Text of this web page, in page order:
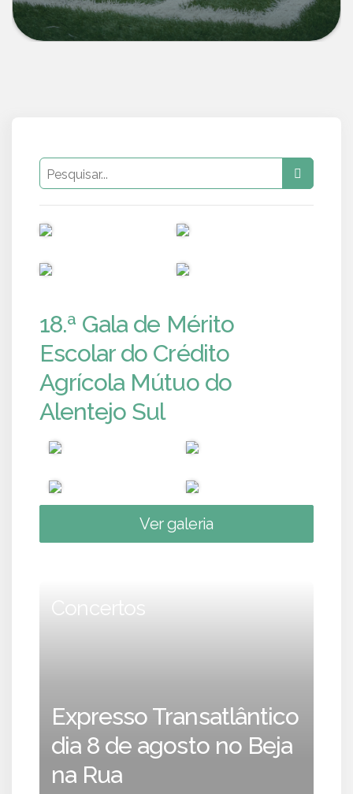
18.ª Gala de Mérito
Escolar do Crédito
Agrícola Mútuo do
Alentejo Sul
Ver galeria
Concertos
Expresso Transatlântico
dia 8 de agosto no Beja
na Rua